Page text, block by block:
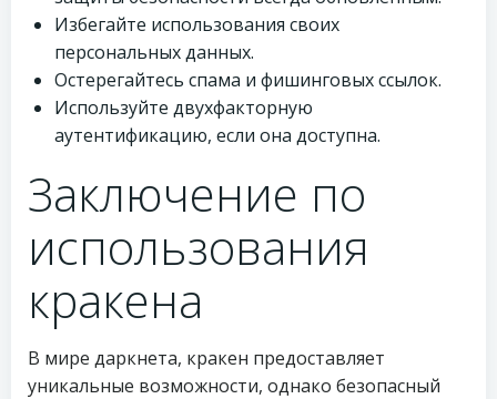
Избегайте использования своих
персональных данных.
Остерегайтесь спама и фишинговых ссылок.
Используйте двухфакторную
аутентификацию, если она доступна.
Заключение по
использования
кракена
В мире даркнета, кракен предоставляет
уникальные возможности, однако безопасный